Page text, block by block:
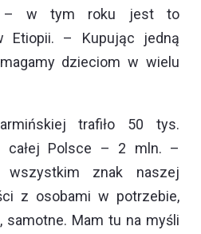
– w tym roku jest to
Etiopii. – Kupując jedną
dzieciom w wielu
trafiło 50 tys.
całej Polsce – 2 mln. –
znak naszej
z osobami w potrzebie,
samotne. Mam tu na myśli